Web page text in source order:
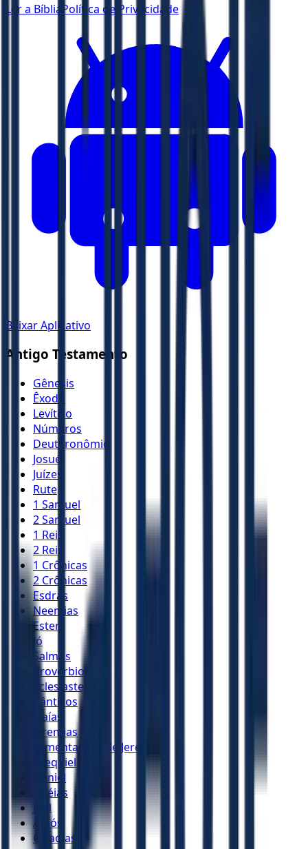
Ler a Bíblia Política de Privacidade
Baixar Aplicativo
Antigo Testamento
Gênesis
Êxodo
Levítico
Números
Deuteronômio
Josué
Juízes
Rute
1 Samuel
2 Samuel
1 Reis
2 Reis
1 Crônicas
2 Crônicas
Esdras
Neemias
Ester
Jó
Salmos
Provérbios
Eclesiastes
Cânticos
Isaías
Jeremias
Lamentações de Jeremias
Ezequiel
Daniel
Oséias
Joel
Amós
Obadias